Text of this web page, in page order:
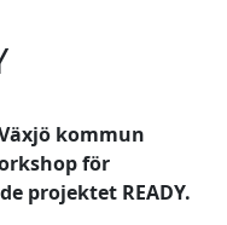
kommun
för
projektet READY.